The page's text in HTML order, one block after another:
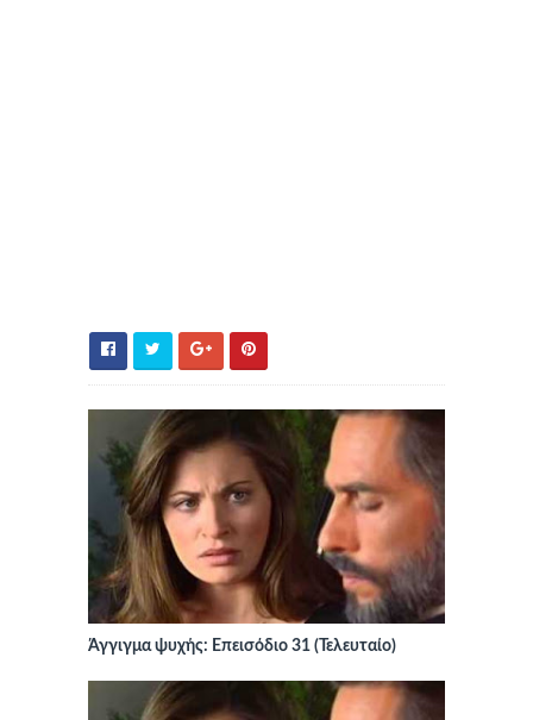
Άγγιγμα ψυχής: Επεισόδιο 31 (Τελευταίο)